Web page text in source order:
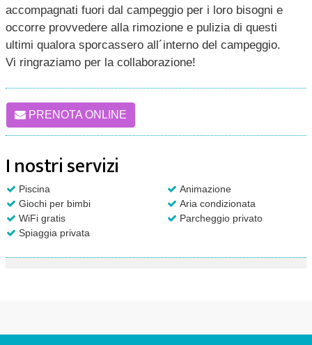
accompagnati fuori dal campeggio per i loro bisogni e
occorre provvedere alla rimozione e pulizia di questi
ultimi qualora sporcassero all´interno del campeggio.
Vi ringraziamo per la collaborazione!
PRENOTA ONLINE
I nostri servizi
Piscina
Animazione
Giochi per bimbi
Aria condizionata
WiFi gratis
Parcheggio privato
Spiaggia privata